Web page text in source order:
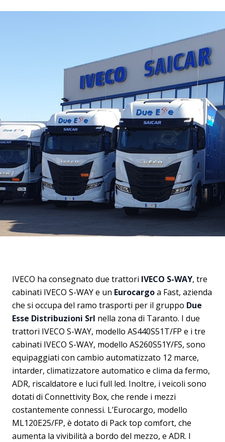
IVECO ha consegnato due trattori IVECO S-WAY, tre
cabinati IVECO S-WAY e un Eurocargoa Fast, azienda
che si occupa del ramo trasporti per il gruppo Due
Esse Distribuzioni Srl nella zona di Taranto. I due
trattori IVECO S-WAY, modello AS440S51T/FP e i tre
cabinati IVECO S-WAY, modello AS260S51Y/FS, sono
equipaggiati con cambio automatizzato 12 marce,
intarder, climatizzatore automatico e clima da fermo,
ADR, riscaldatore e luci full led. Inoltre, i veicoli sono
dotati di Connettivity Box, che rende i mezzi
costantemente connessi. L’Eurocargo, modello
ML120E25/FP, è dotato di Pack top comfort, che
aumenta la vivibilità a bordo del mezzo, e ADR. I